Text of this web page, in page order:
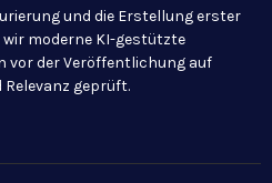
und die Erstellung erster
moderne KI-gestützte
vor der Veröffentlichung auf
geprüft.